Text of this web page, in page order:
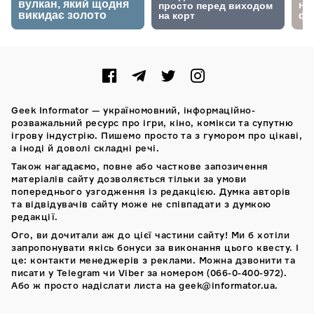
Geek Informator — україномовний, інформаційно-
розважальний ресурс про ігри, кіно, комікси та супутню
ігрову індустрію. Пишемо просто та з гумором про цікаві,
а іноді й доволі складні речі.
Також нагадаємо, повне або часткове запозичення
матеріалів сайту дозволяється тільки за умови
попереднього узгодження із редакцією. Думка авторів
та відвідувачів сайту може не співпадати з думкою
редакції.
Ого, ви дочитали аж до цієї частини сайту! Ми б хотіли
запропонувати якісь бонуси за виконання цього квесту. І
це: контакти менеджерів з реклами. Можна дзвонити та
писати у Telegram чи Viber за номером (066-0-400-972).
Або ж просто надіслати листа на geek@informator.ua.